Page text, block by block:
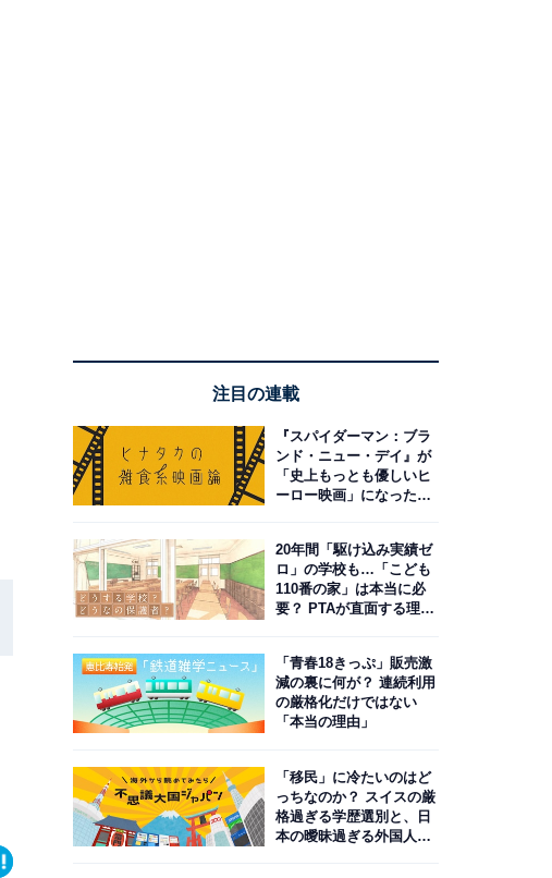
注目の連載
『スパイダーマン：ブラ
ンド・ニュー・デイ』が
「史上もっとも優しいヒ
ーロー映画」になった理
20年間「駆け込み実績ゼ
ロ」の学校も…「こども
110番の家」は本当に必
要？ PTAが直面する理想
「青春18きっぷ」販売激
減の裏に何が？ 連続利用
の厳格化だけではない
「本当の理由」
「移民」に冷たいのはど
っちなのか？ スイスの厳
格過ぎる学歴選別と、日
本の曖昧過ぎる外国人政